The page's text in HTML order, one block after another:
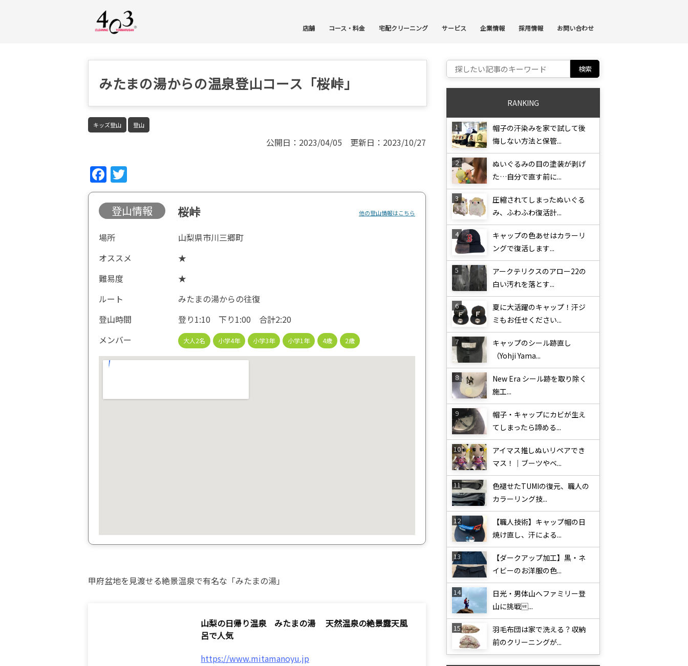
店舗 コース・料金 宅配クリーニング サービス 企業情報 採用情報 お問い合わせ
みたまの湯からの温泉登山コース「桜峠」
キッズ登山 登山
公開日：2023/04/05 更新日：2023/10/27
Fac
ebo
ok
tter
登山情報 桜峠 他の登山情報はこちら
場所
山梨県市川三郷町
オススメ
★
難易度
★
ルート
みたまの湯からの往復
登山時間
登り1:10 下り1:00 合計2:20
メンバー
大人2名 小学4年 小学3年 小学1年 4歳 2歳
甲府盆地を見渡せる絶景温泉で有名な「みたまの湯」
山梨の日帰り温泉 みたまの湯 天然温泉の絶景露天風
呂で人気
https://www.mitamanoyu.jp
Search for:
RANKING
帽子の汗染みを家で試して後
悔しない方法と保管...
ぬいぐるみの目の塗装が剥げ
た…自分で直す前に...
圧縮されてしまったぬいぐる
み、ふわふわ復活計...
キャップの色あせはカラーリ
ングで復活します...
アークテリクスのアロー22の
白い汚れを落とす...
夏に大活躍のキャップ！汗ジ
ミもお任せください...
キャップのシール跡直し
（Yohji Yama...
New Era シール跡を取り除く
施工...
帽子・キャップにカビが生え
てしまったら諦める...
アイマス推しぬいリペアでき
マス！｜ブーツやベ...
色褪せたTUMIの復元、職人の
カラーリング技...
【職人技術】キャップ帽の日
焼け直し、汗による...
【ダークアップ加工】黒・ネ
イビーのお洋服の色...
日光・男体山へファミリー登
山に挑戦...
羽毛布団は家で洗える？収納
前のクリーニングが...